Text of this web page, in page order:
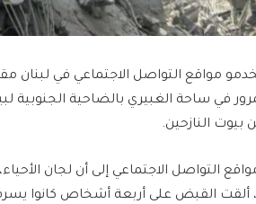
مواقع التواصل الاجتماعي في لبنان
في ساحة الغبيري بالضاحية
النازحين.
التواصل الاجتماعي إلى أن لجان
ألقت القبض على أربعة أشخاص كانوا